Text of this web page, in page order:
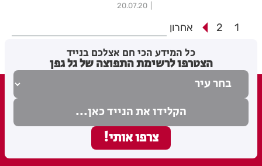
20.07.20
1
2 אחרון
כל המידע הכי חם אצלכם בנייד
הצטרפו לרשימת התפוצה של גל גפן